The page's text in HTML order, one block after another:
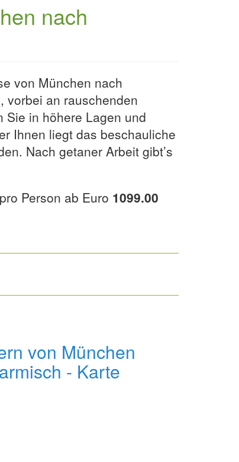
nach
von München nach
vorbei an rauschenden
Sie in höhere Lagen und
Ihnen liegt das beschauliche
Nach getaner Arbeit gibt’s
Person ab Euro 1099.00